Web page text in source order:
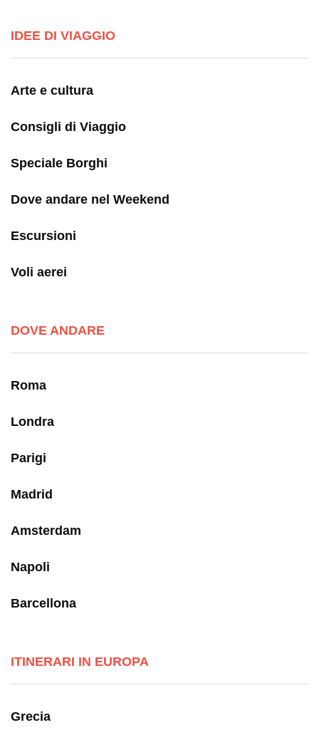
IDEE DI VIAGGIO
Arte e cultura
Consigli di Viaggio
Speciale Borghi
Dove andare nel Weekend
Escursioni
Voli aerei
DOVE ANDARE
Roma
Londra
Parigi
Madrid
Amsterdam
Napoli
Barcellona
ITINERARI IN EUROPA
Grecia